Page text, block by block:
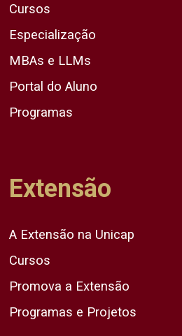
Cursos
Especialização
MBAs e LLMs
Portal do Aluno
Programas
Extensão
A Extensão na Unicap
Cursos
Promova a Extensão
Programas e Projetos